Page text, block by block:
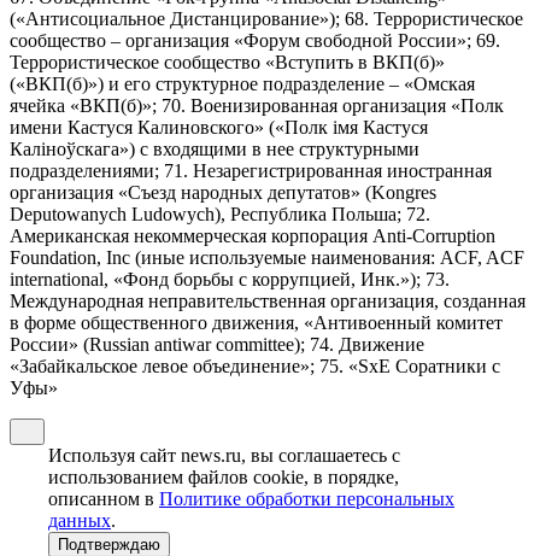
(«Антисоциальное Дистанцирование»); 68. Террористическое
сообщество – организация «Форум свободной России»; 69.
Террористическое сообщество «Вступить в ВКП(б)»
(«ВКП(б)») и его структурное подразделение – «Омская
ячейка «ВКП(б)»; 70. Военизированная организация «Полк
имени Кастуся Калиновского» («Полк iмя Кастуся
Калiноўскага») с входящими в нее структурными
подразделениями; 71. Незарегистрированная иностранная
организация «Съезд народных депутатов» (Kongres
Deputowanych Ludowych), Республика Польша; 72.
Американская некоммерческая корпорация Anti-Corruption
Foundation, Inc (иные используемые наименования: ACF, ACF
international, «Фонд борьбы с коррупцией, Инк.»); 73.
Международная неправительственная организация, созданная
в форме общественного движения, «Антивоенный комитет
России» (Russian antiwar committee); 74. Движение
«Забайкальское левое объединение»; 75. «SxE Соратники с
Уфы»
Используя сайт news.ru, вы соглашаетесь с
использованием файлов cookie, в порядке,
описанном в Политике обработки персональных
данных.
Подтверждаю